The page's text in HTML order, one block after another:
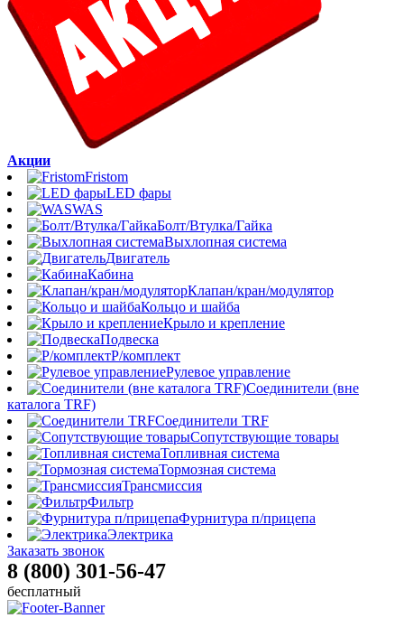
Акции
Fristom
LED фары
WAS
Болт/Втулка/Гайка
Выхлопная система
Двигатель
Кабина
Клапан/кран/модулятор
Кольцо и шайба
Крыло и крепление
Подвеска
Р/комплект
Рулевое управление
Соединители (вне
каталога TRF)
Соединители TRF
Сопутствующие товары
Топливная система
Тормозная система
Трансмиссия
Фильтр
Фурнитура п/прицепа
Электрика
Заказать звонок
8 (800) 301-56-47
бесплатный